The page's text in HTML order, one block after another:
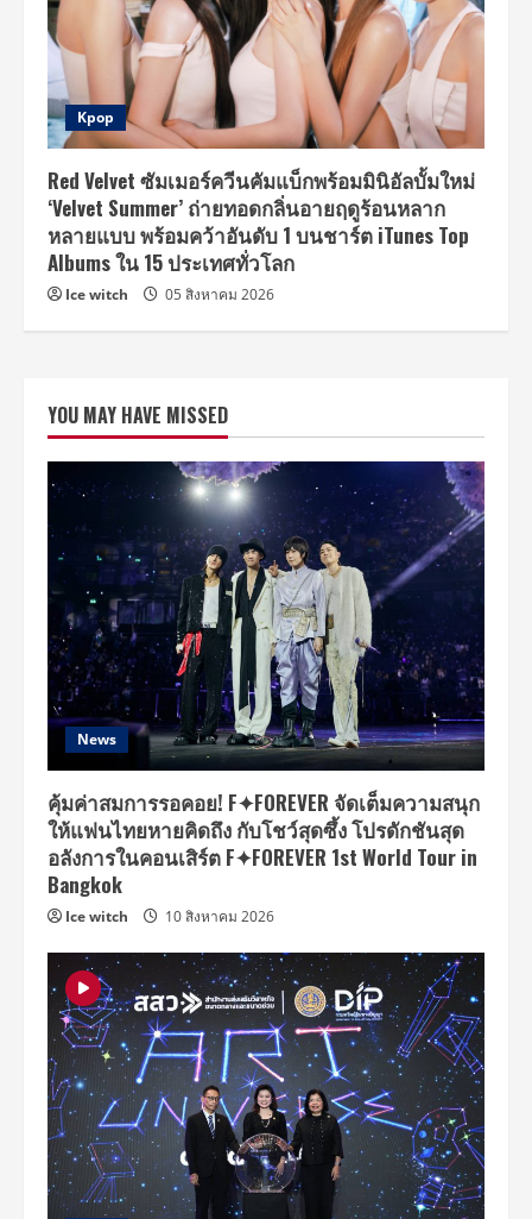
Kpop
Red Velvet ซัมเมอร์ควีนคัมแบ็กพร้อมมินิอัลบั้มใหม่
‘Velvet Summer’ ถ่ายทอดกลิ่นอายฤดูร้อนหลาก
หลายแบบ พร้อมคว้าอันดับ 1 บนชาร์ต iTunes Top
Albums ใน 15 ประเทศทั่วโลก
Ice witch 05 สิงหาคม 2026
YOU MAY HAVE MISSED
News
คุ้มค่าสมการรอคอย! F✦FOREVER จัดเต็มความสนุก
ให้แฟนไทยหายคิดถึง กับโชว์สุดซึ้ง โปรดักชันสุด
อลังการในคอนเสิร์ต F✦FOREVER 1st World Tour in
Bangkok
Ice witch 10 สิงหาคม 2026